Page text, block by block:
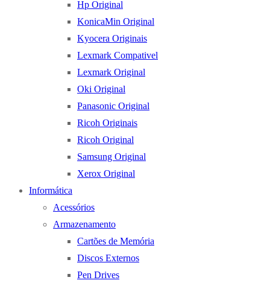
Hp Original
KonicaMin Original
Kyocera Originais
Lexmark Compativel
Lexmark Original
Oki Original
Panasonic Original
Ricoh Originais
Ricoh Original
Samsung Original
Xerox Original
Informática
Acessórios
Armazenamento
Cartões de Memória
Discos Externos
Pen Drives